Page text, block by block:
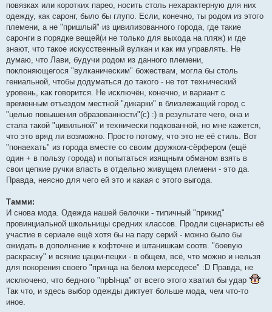
повязках или коротких парео, носить столь нехарактерную для них
одежду, как саронг, было бы глупо. Если, конечно, ты родом из этого
племени, а не "пришлый" из цивилизованного города, где такие
саронги в порядке вещей(и не только для выхода на пляж) и где
знают, что такое искусственный вулкан и как им управлять. Не
думаю, что Лави, будучи родом из данного племени,
поклоняющегося "вулканическим" божествам, могла бы столь
гениальной, чтобы додуматься до такого - не тот технический
уровень, как говорится. Не исключён, конечно, и вариант с
временным отъездом местной "дикарки" в близлежащий город с
"целью повышения образованности"(с) :) в результате чего, она и
стала такой "цивильной" и технически подкованной, но мне кажется,
что это вряд ли возможно. Просто потому, что это не её стиль. Вот
"понаехать" из города вместе со своим дружком-сёрфером (ещё
один + в пользу города) и попытаться изящным обманом взять в
свои цепкие ручки власть в отдельно живущем племени - это да.
Правда, неясно для чего ей это и какая с этого выгода.
Тамми:
И снова мода. Одежда нашей белочки - типичный "прикид"
провинциальной школьницы средних классов. Продли сценаристы её
участие в сериале ещё хотя бы на пару серий - можно было бы
ожидать в дополнение к кофточке и штанишкам соотв. "боевую
раскраску" и всякие цацки-пецки - в общем, всё, что можно и нельзя
для покорения своего "принца на белом мерседесе" :D Правда, не
исключено, что бедного "прЫнца" от всего этого хватил бы удар
Так что, и здесь выбор одежды диктует больше мода, чем что-то
иное.